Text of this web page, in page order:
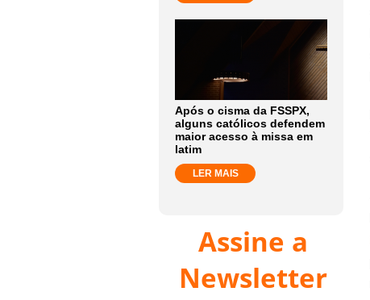
Após o cisma da FSSPX,
alguns católicos defendem
maior acesso à missa em
latim
LER MAIS
Assine a
Newsletter